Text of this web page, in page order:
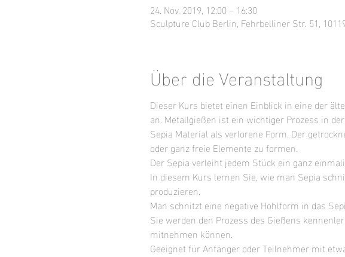
24. Nov. 2019, 12:00 – 16:30
Sculpture Club Berlin, Fehrbelliner Str. 51,
Über die Veranstaltung
Dieser Kurs bietet einen Einblick in eine der
an. Metallgießen ist ein wichtiger Prozess in
Sepia Material als verlorene Form. Der
oder ganz freie Elemente zu formen.
Der Sepia verleiht jedem Stück ein ganz
In diesem Kurs lernen Sie, wie man Sepia
produzieren.
Man schnitzt eine negative Hohlform in das
Sie werden den Prozess des Gießens
mitnehmen können.
Geeignet für Anfänger oder Teilnehmer mit